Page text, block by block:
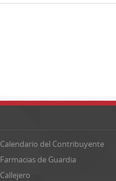
Calendario del Contribuyente
Farmacias de Guardia
Callejero